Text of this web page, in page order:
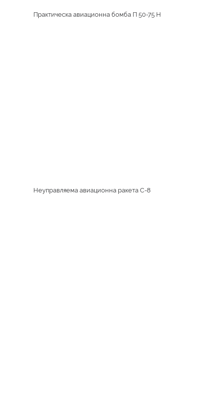
Практическа авиационна бомба П 50-75 H
Неуправляема авиационна ракета С-8